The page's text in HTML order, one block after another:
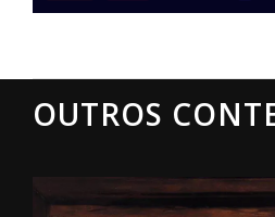
OUTROS